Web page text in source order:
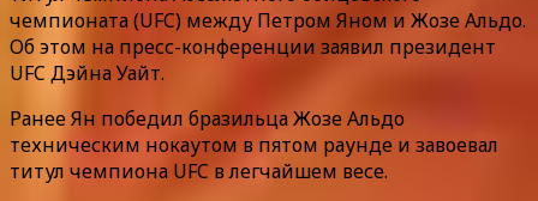
чемпионата (UFC) между Петром Яном и Жозе Альдо.
Об этом на пресс-конференции заявил президент
UFC Дэйна Уайт.
Ранее Ян победил бразильца Жозе Альдо
техническим нокаутом в пятом раунде и завоевал
титул чемпиона UFC в легчайшем весе.